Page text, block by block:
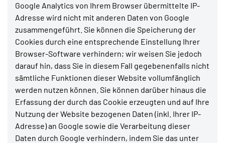
Google Analytics von Ihrem Browser übermittelte IP-
Adresse wird nicht mit anderen Daten von Google
zusammengeführt. Sie können die Speicherung der
Cookies durch eine entsprechende Einstellung Ihrer
Browser-Software verhindern; wir weisen Sie jedoch
darauf hin, dass Sie in diesem Fall gegebenenfalls nicht
sämtliche Funktionen dieser Website vollumfänglich
werden nutzen können. Sie können darüber hinaus die
Erfassung der durch das Cookie erzeugten und auf Ihre
Nutzung der Website bezogenen Daten (inkl. Ihrer IP-
Adresse) an Google sowie die Verarbeitung dieser
Daten durch Google verhindern, indem Sie das unter